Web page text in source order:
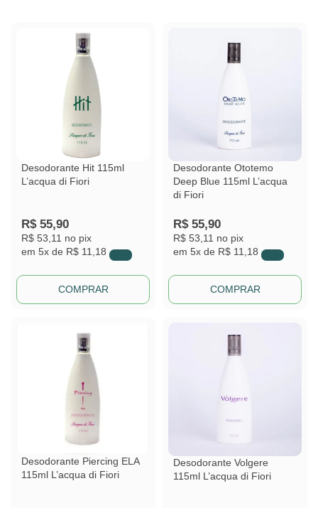
Desodorante Hit 115ml
L’acqua di Fiori
R$55,90
R$ 53,11 no pix
em 5x de R$ 11,18
COMPRAR
Desodorante Ototemo
Deep Blue 115ml L’acqua
di Fiori
R$55,90
R$ 53,11 no pix
em 5x de R$ 11,18
COMPRAR
Desodorante Piercing ELA
115ml L’acqua di Fiori
Desodorante Volgere
115ml L’acqua di Fiori